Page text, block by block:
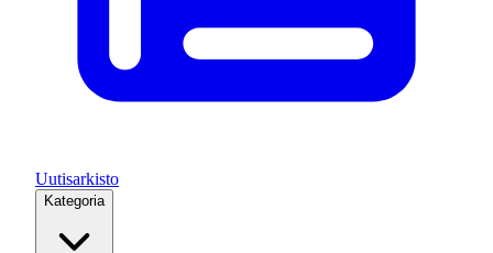
Uutisarkisto
Kategoria